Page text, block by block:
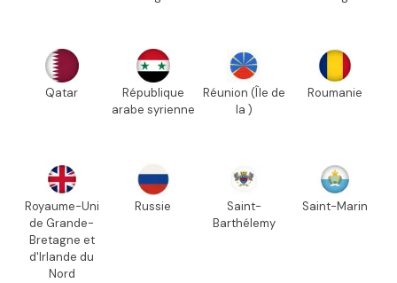
Qatar
République
arabe syrienne
Réunion (Île de
la )
Roumanie
Royaume-Uni
de Grande-
Bretagne et
d'Irlande du
Nord
Russie
Saint-
Barthélemy
Saint-Marin